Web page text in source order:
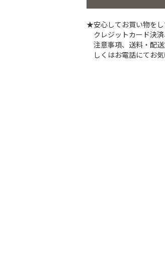
★安心してお買い物を
クレジットカード決
注意事項、送料・配
しくはお電話にてお